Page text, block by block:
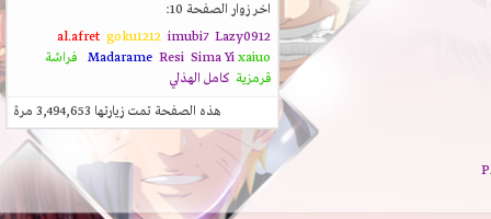
اخر زوار الصفحة 10:
al.afret
goku1212 imubi7
Lazy0912
Madarame
Resi Sima Yixaiuo
فراشة
قرمزية
كامل الهذلي
هذه الصفحة تمت زيارتها3,494,653مرة